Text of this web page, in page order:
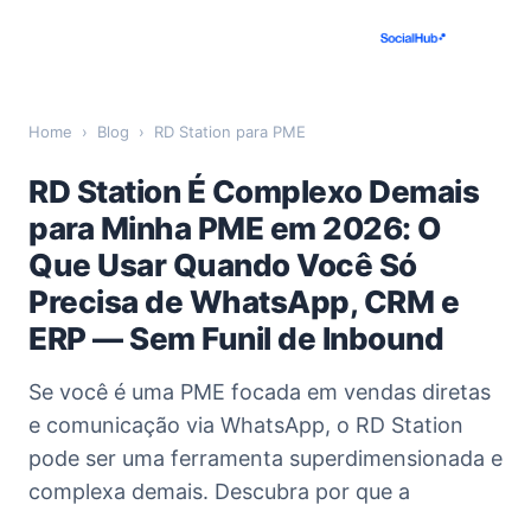
Home › Blog › RD Station para PME
RD Station É Complexo Demais
para Minha PME em 2026: O
Que Usar Quando Você Só
Precisa de WhatsApp, CRM e
ERP — Sem Funil de Inbound
Se você é uma PME focada em vendas diretas
e comunicação via WhatsApp, o RD Station
pode ser uma ferramenta superdimensionada e
complexa demais. Descubra por que a